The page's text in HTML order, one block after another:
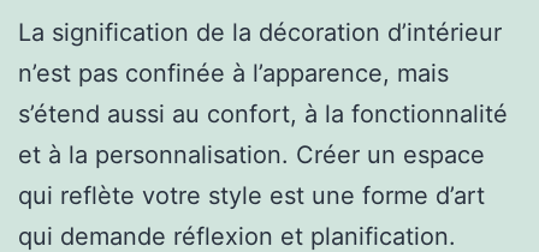
La signification de la décoration d’intérieur
n’est pas confinée à l’apparence, mais
s’étend aussi au confort, à la fonctionnalité
et à la personnalisation. Créer un espace
qui reflète votre style est une forme d’art
qui demande réflexion et planification.